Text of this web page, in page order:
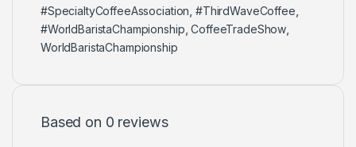
#SpecialtyCoffeeAssociation #ThirdWaveCoffee
#WorldBaristaChampionship ,CoffeeTradeShow
WorldBaristaChampionship
Based on 0 reviews